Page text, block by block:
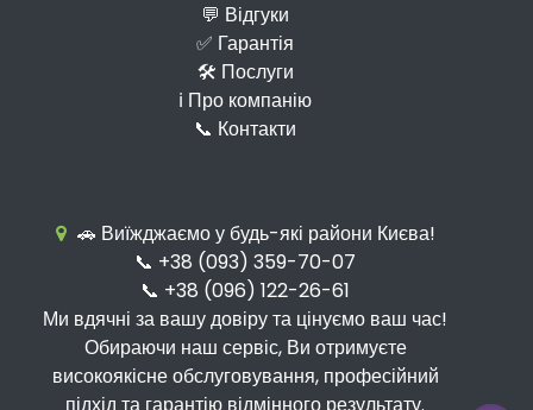
💬 Відгуки
✅ Гарантія
🛠 Послуги
ℹ️ Про компанію
📞 Контакти
🚗 Виїжджаємо у будь-які райони Києва!
📞 +38 (093) 359-70-07
📞 +38 (096) 122-26-61
Ми вдячні за вашу довіру та цінуємо ваш час!
Обираючи наш сервіс, Ви отримуєте
високоякісне обслуговування, професійний